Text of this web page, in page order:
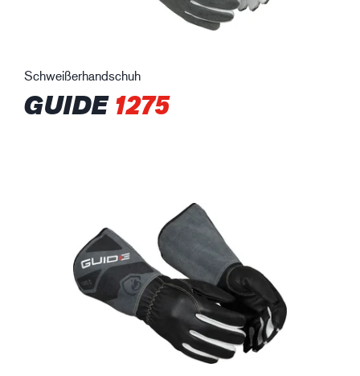
Schweißerhandschuh
GUIDE1275